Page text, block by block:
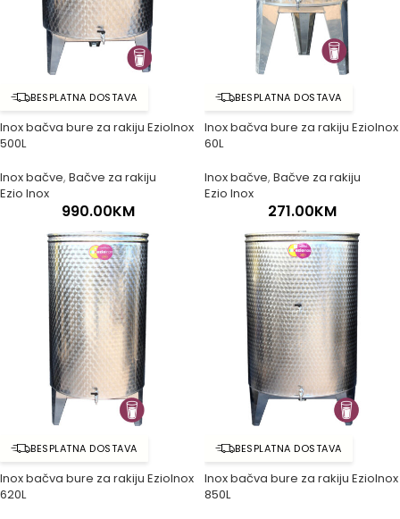
BESPLATNA DOSTAVA
Inox bačva bure za rakiju EzioInox
500L
Inox bačve, Bačve za rakiju
Ezio Inox
990.00KM
BESPLATNA DOSTAVA
Inox bačva bure za rakiju EzioInox
60L
Inox bačve, Bačve za rakiju
Ezio Inox
271.00KM
BESPLATNA DOSTAVA
Inox bačva bure za rakiju EzioInox
620L
BESPLATNA DOSTAVA
Inox bačva bure za rakiju EzioInox
850L